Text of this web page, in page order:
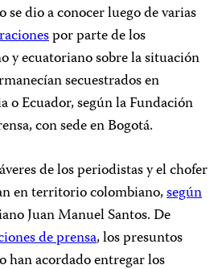
dio a conocer luego de varias
por parte de los
y ecuatoriano sobre la situación
secuestrados en
Ecuador, según la Fundación
con sede en Bogotá.
de los periodistas y el chofer
en territorio colombiano,según
Juan Manuel Santos. De
de prensa, los presuntos
han acordado entregar los